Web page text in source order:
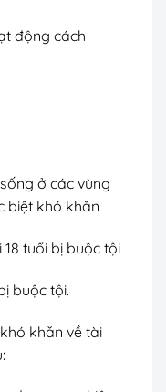
động cách
ở các vùng
biệt khó khăn
tuổi bị buộc tội
buộc tội.
khăn về tài